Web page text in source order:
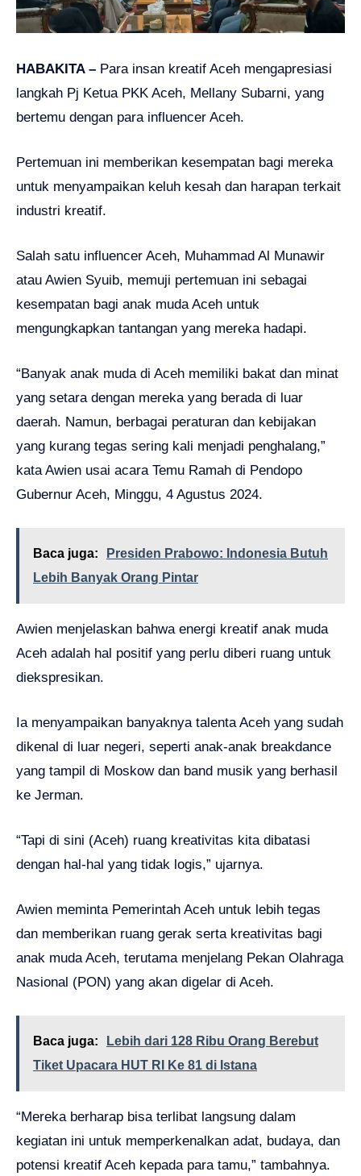
HABAKITA – Para insan kreatif Aceh mengapresiasi
langkah Pj Ketua PKK Aceh, Mellany Subarni, yang
bertemu dengan para influencer Aceh.
Pertemuan ini memberikan kesempatan bagi mereka
untuk menyampaikan keluh kesah dan harapan terkait
industri kreatif.
Salah satu influencer Aceh, Muhammad Al Munawir
atau Awien Syuib, memuji pertemuan ini sebagai
kesempatan bagi anak muda Aceh untuk
mengungkapkan tantangan yang mereka hadapi.
“Banyak anak muda di Aceh memiliki bakat dan minat
yang setara dengan mereka yang berada di luar
daerah. Namun, berbagai peraturan dan kebijakan
yang kurang tegas sering kali menjadi penghalang,”
kata Awien usai acara Temu Ramah di Pendopo
Gubernur Aceh, Minggu, 4 Agustus 2024.
Baca juga:
Presiden Prabowo: Indonesia Butuh
Lebih Banyak Orang Pintar
Awien menjelaskan bahwa energi kreatif anak muda
Aceh adalah hal positif yang perlu diberi ruang untuk
diekspresikan.
Ia menyampaikan banyaknya talenta Aceh yang sudah
dikenal di luar negeri, seperti anak-anak breakdance
yang tampil di Moskow dan band musik yang berhasil
ke Jerman.
“Tapi di sini (Aceh) ruang kreativitas kita dibatasi
dengan hal-hal yang tidak logis,” ujarnya.
Awien meminta Pemerintah Aceh untuk lebih tegas
dan memberikan ruang gerak serta kreativitas bagi
anak muda Aceh, terutama menjelang Pekan Olahraga
Nasional (PON) yang akan digelar di Aceh.
Baca juga:
Lebih dari 128 Ribu Orang Berebut
Tiket Upacara HUT RI Ke 81 di Istana
“Mereka berharap bisa terlibat langsung dalam
kegiatan ini untuk memperkenalkan adat, budaya, dan
potensi kreatif Aceh kepada para tamu,” tambahnya.